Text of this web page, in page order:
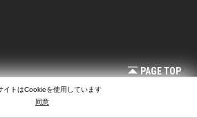
PAGE TOP
イトはCookieを使用しています
同意